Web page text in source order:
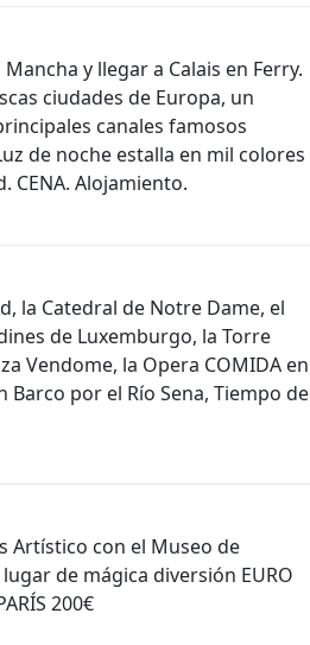
y llegar a Calais en Ferry.
ciudades de Europa, un
canales famosos
de noche estalla en mil colores
CENA. Alojamiento.
la Catedral de Notre Dame, el
de Luxemburgo, la Torre
Vendome, la Opera COMIDA en
por el Río Sena, Tiempo de
Artístico con el Museo de
de mágica diversión EURO
200€